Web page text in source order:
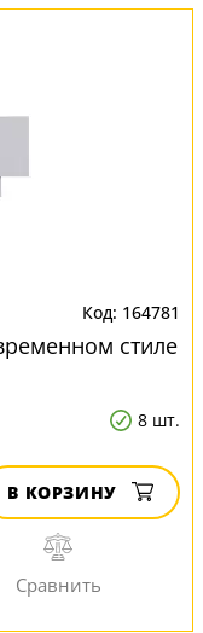
164781
стиле
8 шт.
В КОРЗИНУ